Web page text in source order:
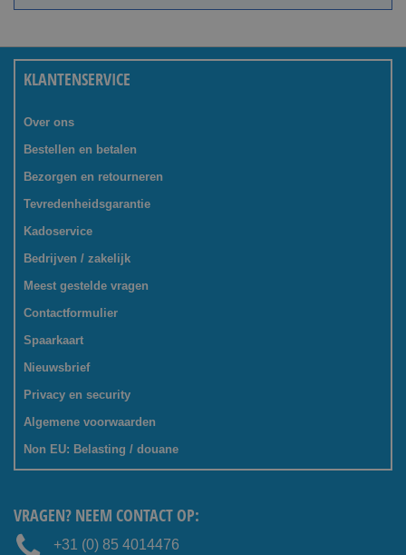
KLANTENSERVICE
Over ons
Bestellen en betalen
Bezorgen en retourneren
Tevredenheidsgarantie
Kadoservice
Bedrijven / zakelijk
Meest gestelde vragen
Contactformulier
Spaarkaart
Nieuwsbrief
Privacy en security
Algemene voorwaarden
Non EU: Belasting / douane
VRAGEN? NEEM CONTACT OP:
+31 (0) 85 4014476